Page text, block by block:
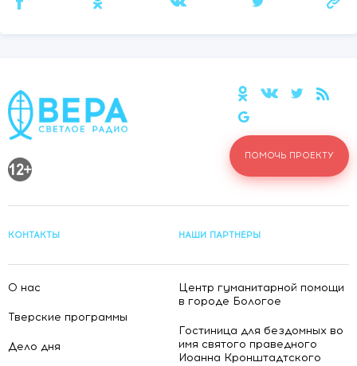
КОНТАКТЫ НАШИ ПАРТНЕРЫ
О нас
Тверские программы
Дело дня
Центр гуманитарной помощи
в городе Бологое
Гостиница для бездомных во
имя святого праведного
Иоанна Кронштадтского
ПОМОЧЬ ПРОЕКТУ